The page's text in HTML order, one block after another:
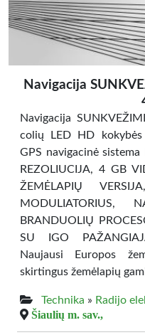
Navigacija
Navigacija
colių LED HD
GPS navigacinė
REZOLIUCIJA, 4 GB
ŽEMĖLAPIŲ
MODULIATORIUS,
BRANDUOLIŲ
SU IGO
Naujausi Europos
skirtingus žemėlapių
Technika » Radijo
Šiaulių m. sav.,